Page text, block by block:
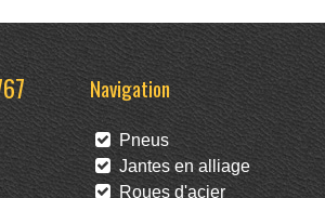
Navigation
Pneus
Jantes en alliage
Roues d'acier